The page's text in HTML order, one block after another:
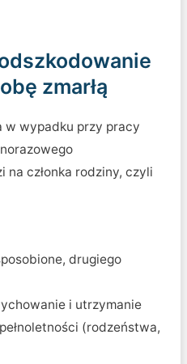
zmarłą
w wypadku przy pracy
członka rodziny, czyli
drugiego
i utrzymanie
(rodzeństwa,